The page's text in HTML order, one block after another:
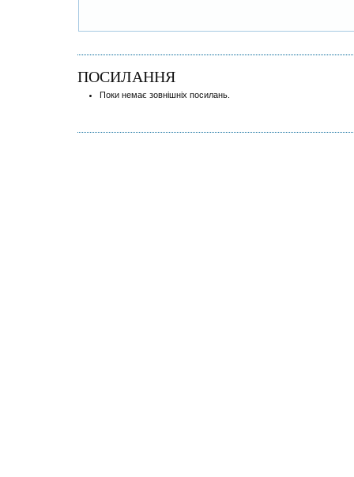
ПОСИЛАННЯ
Поки немає зовнішніх посилань.